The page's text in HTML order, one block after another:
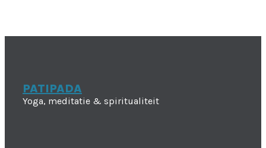
PATIPADA
Yoga, meditatie & spiritualiteit